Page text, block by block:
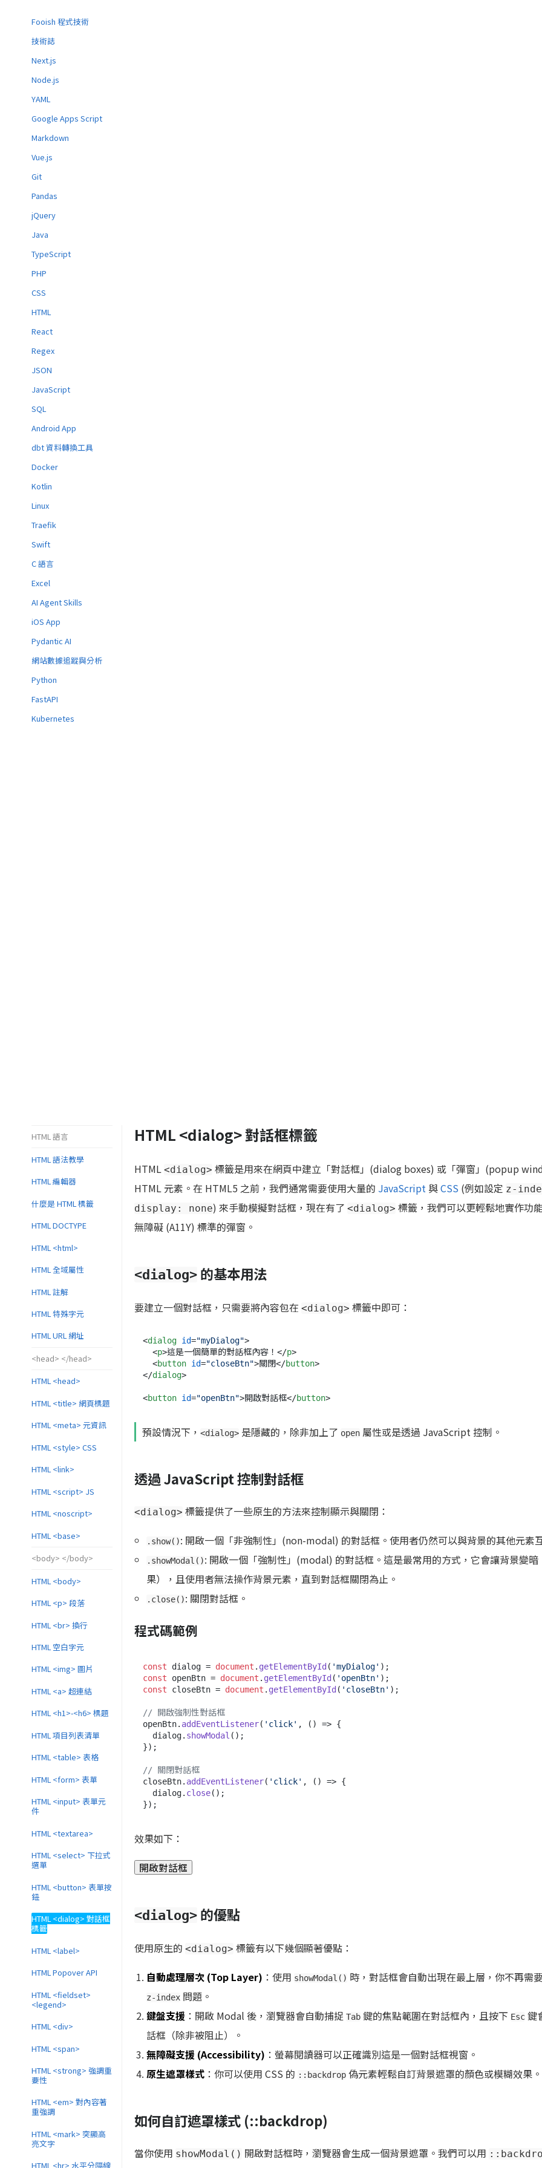
Fooish 程式技術
技術誌
Next.js
Node.js
YAML
Google Apps Script
Markdown
Vue.js
Git
Pandas
jQuery
Java
TypeScript
PHP
CSS
HTML
React
Regex
JSON
JavaScript
SQL
Android App
dbt 資料轉換工具
Docker
Kotlin
Linux
Traefik
Swift
C 語言
Excel
AI Agent Skills
iOS App
Pydantic AI
網站數據追蹤與分析
Python
FastAPI
Kubernetes
HTML <dialog> 對話框標籤
HTML <dialog> 標籤是用來在網頁中建立「對話框」(dialog boxes) 或「彈窗」(popup
HTML 元素。在 HTML5 之前，我們通常需要使用大量的 JavaScript 與CSS (例如設定 z-
display: none) 來手動模擬對話框，現在有了 <dialog> 標籤，我們可以更輕鬆地實作功
無障礙 (A11Y) 標準的彈窗。
<dialog> 的基本用法
要建立一個對話框，只需要將內容包在 <dialog> 標籤中即可：
<dialog id="myDialog">
<p>這是一個簡單的對話框內容！ </p>
<button id="closeBtn">關閉</button>
</dialog>
<button id="openBtn">開啟對話框</button>
預設情況下， <dialog> 是隱藏的，除非加上了 open 屬性或是透過 JavaScript 控制。
透過 JavaScript 控制對話框
<dialog> 標籤提供了一些原生的方法來控制顯示與關閉：
.show(): 開啟一個「非強制性」(non-modal) 的對話框。使用者仍然可以與背景的其他元素
.showModal(): 開啟一個「強制性」(modal) 的對話框。這是最常用的方式，它會讓背景變暗
果），且使用者無法操作背景元素，直到對話框關閉為止。
.close(): 關閉對話框。
程式碼範例
const dialog = document . getElementById ( 'myDialog'
const openBtn = document . getElementById ( 'openBtn'
const closeBtn = document . getElementById ( 'closeBtn' );
// 開啟強制性對話框
openBtn. addEventListener( 'click' , () => {
  dialog.
showModal ();
});
// 關閉對話框
closeBtn. addEventListener( 'click' , () => {
  dialog.
close();
效果如下：
開啟對話框
<dialog> 的優點
使用原生的 <dialog> 標籤有以下幾個顯著優點：
自動處理層次 (Top Layer) ：使用 showModal() 時，對話框會自動出現在最上層，你不再需
z-index 問題。
鍵盤支援 ：開啟 Modal 後，瀏覽器會自動捕捉 Tab 鍵的焦點範圍在對話框內，且按下 Esc 鍵
話框（除非被阻止）。
無障礙支援 (Accessibility) ：螢幕閱讀器可以正確識別這是一個對話框視窗。
原生遮罩樣式 ：你可以使用 CSS 的 ::backdrop 偽元素輕鬆自訂背景遮罩的顏色或模糊效果。
如何自訂遮罩樣式 (::backdrop)
當你使用 showModal() 開啟對話框時，瀏覽器會生成一個背景遮罩。我們可以用
HTML 語言
HTML 語法教學
HTML 編輯器
什麼是 HTML 標籤
HTML DOCTYPE
HTML <html>
HTML 全域屬性
HTML 註解
HTML 特殊字元
HTML URL 網址
<head> </head>
HTML <head>
HTML <title> 網頁標題
HTML <meta> 元資訊
HTML <style> CSS
HTML <link>
HTML <script> JS
HTML <noscript>
HTML <base>
<body> </body>
HTML <body>
HTML <p> 段落
HTML <br> 換行
HTML 空白字元
HTML <img> 圖片
HTML <a> 超連結
HTML <h1>-<h6> 標題
HTML 項目列表清單
HTML <table> 表格
HTML <form> 表單
HTML <input> 表單元
件
HTML <textarea>
HTML <select> 下拉式
選單
HTML <button> 表單按
鈕
HTML <dialog> 對話框
標籤
HTML <label>
HTML Popover API
HTML <fieldset>
<legend>
HTML <div>
HTML <span>
HTML <strong> 強調重
要性
HTML <em> 對內容著
重強調
HTML <mark> 突顯高
亮文字
HTML <hr> 水平分隔線